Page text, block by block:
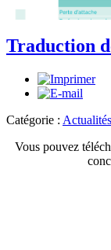
Traduction
Catégorie :
Vous pouvez